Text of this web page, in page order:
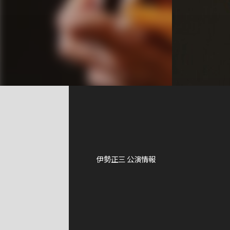
伊勢正三 公演情報